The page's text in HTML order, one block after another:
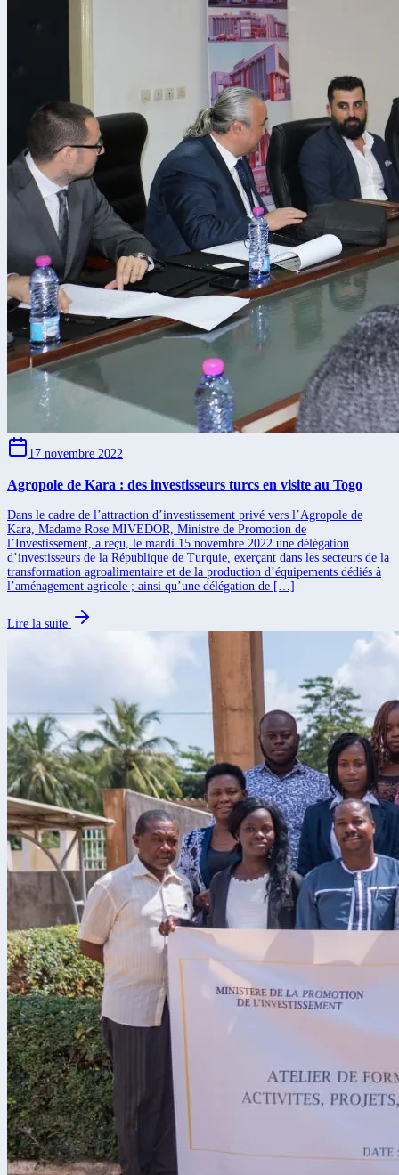
17 novembre 2022
Agropole de Kara : des investisseurs turcs en visite au Togo
Dans le cadre de l’attraction d’investissement privé vers l’Agropole de
Kara, Madame Rose MIVEDOR, Ministre de Promotion de
l’Investissement, a reçu, le mardi 15 novembre 2022 une délégation
d’investisseurs de la République de Turquie, exerçant dans les secteurs de la
transformation agroalimentaire et de la production d’équipements dédiés à
l’aménagement agricole ; ainsi qu’une délégation de […]
Lire la suite